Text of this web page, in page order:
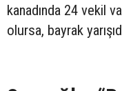
kanadında 24 vekil
olursa, bayrak